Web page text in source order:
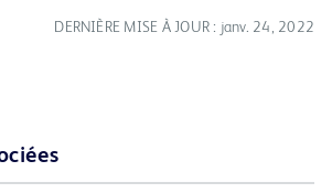
DERNIÈRE MISE À JOUR : janv. 24, 2022